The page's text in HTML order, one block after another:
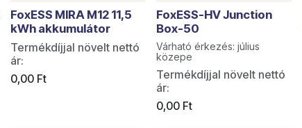
FoxESS MIRA M12 11,5
kWh akkumulátor
Termékdíjjal növelt nettó
ár:
0,00 Ft
FoxESS-HV Junction
Box-50
Várható érkezés: július
közepe
Termékdíjjal növelt nettó
ár:
0,00 Ft